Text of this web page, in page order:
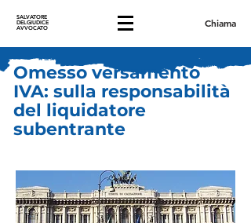
SALVATORE
DELGIUDICE
AVVOCATO Chiama
Omesso versamento
IVA: sulla responsabilità
del liquidatore
subentrante